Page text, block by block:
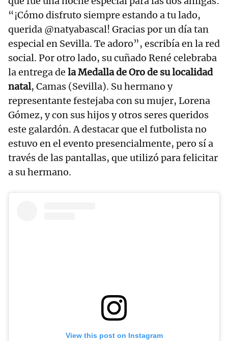
“¡Cómo disfruto siempre estando a tu lado,
querida @natyabascal! Gracias por un día tan
especial en Sevilla. Te adoro”, escribía en la red
social. Por otro lado, su cuñado René celebraba
la entrega de la Medalla de Oro de su localidad
natal, Camas (Sevilla). Su hermano y
representante festejaba con su mujer, Lorena
Gómez, y con sus hijos y otros seres queridos
este galardón. A destacar que el futbolista no
estuvo en el evento presencialmente, pero sí a
través de las pantallas, que utilizó para felicitar
a su hermano.
View this post on Instagram